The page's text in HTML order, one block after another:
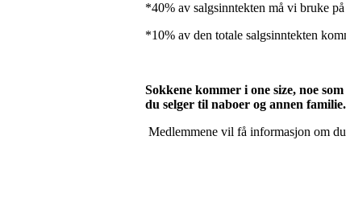
*40% av salgsinntekten må vi bruke
*10% av den totale salgsinntekten
Sokkene kommer i one size, noe
du selger til naboer og annen familie.
Medlemmene vil få informasjon om